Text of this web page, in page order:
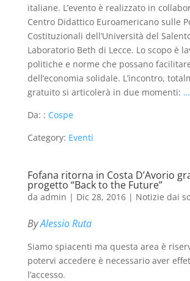
italiane. L’evento è realizzato in
Centro Didattico Euroamericano sulle
Costituzionali dell’Università del
Laboratorio Beth di Lecce. Lo scopo è
politiche e norme che possano
dell’economia solidale. L’incontro,
gratuito si articolerà in due momenti:
Da: : Cospe
Category: Eventi
Fofana ritorna in Costa D’Avorio
progetto “Back to the Future”
da admin | Dic 28, 2016| Notizie dai
ByAlessio Ruta
Siamo spiacenti ma questa area è
potervi accedere è necessario aver
l’accesso.